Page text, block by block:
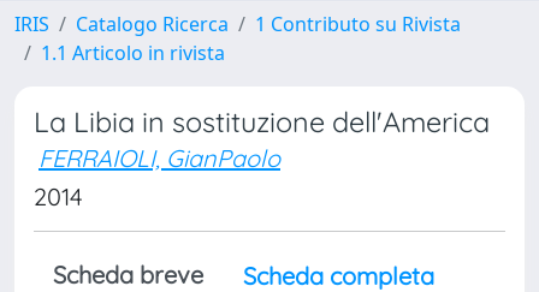
IRIS Catalogo Ricerca
1 Contributo su Rivista
1.1 Articolo in rivista
La Libia in sostituzione dell'America
FERRAIOLI, GianPaolo
2014
Scheda breve
Scheda completa